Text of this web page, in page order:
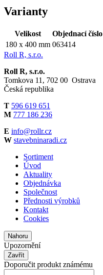
Varianty
Velikost Objednací číslo
180 x 400 mm 063414
Roll R, s.r.o.
Roll R, s.r.o.
Tomkova 11, 702 00 Ostrava
Česká republika
T 596 619 651
M 777 186 236
E info@rollr.cz
W stavebninaradi.cz
Sortiment
Úvod
Aktuality
Objednávka
Společnost
Přednosti výrobků
Kontakt
Cookies
Nahoru
Upozornění
Zavřít
Doporučit produkt známému